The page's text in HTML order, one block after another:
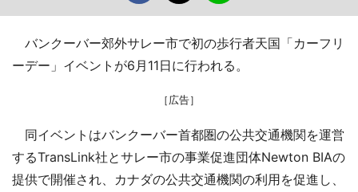
バンクーバー郊外サレー市で初の歩行者天国「カーフリ
ーデー」イベントが6月11日に行われる。
［広告］
同イベントはバンクーバー首都圏の公共交通機関を運営
するTransLink社とサレー市の事業促進団体Newton BIAの
提供で開催され、カナダの公共交通機関の利用を促進し、